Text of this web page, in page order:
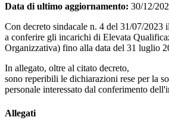
Data di ultimo aggiornamento: 30/12/
Con decreto sindacale n. 4 del 31/07/2023
a conferire gli incarichi di Elevata
Organizzativa) fino alla data del 31 luglio
In allegato, oltre al citato decreto,
sono reperibili le dichiarazioni rese per la
personale interessato dal conferimento
Allegati